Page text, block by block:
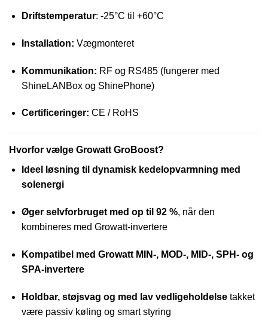
Driftstemperatur: -25°C til +60°C
Installation: Vægmonteret
Kommunikation: RF og RS485 (fungerer med
ShineLANBox og ShinePhone)
Certificeringer: CE / RoHS
Hvorfor vælge Growatt GroBoost?
Ideel løsning til dynamisk kedelopvarmning med
solenergi
Øger selvforbruget med op til 92 %, når den
kombineres med Growatt-invertere
Kompatibel med Growatt MIN-, MOD-, MID-, SPH- og
SPA-invertere
Holdbar, støjsvag og med lav vedligeholdelsetakket
være passiv køling og smart styring